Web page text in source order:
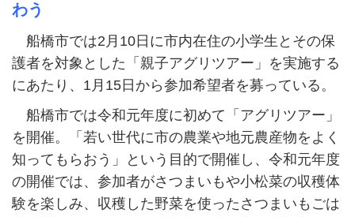
わう
船橋市では2月10日に市内在住の小学生とその保
護者を対象とした「親子アグリツアー」を実施する
にあたり、1月15日から参加希望者を募っている。
船橋市では令和元年度に初めて「アグリツアー」
を開催。「若い世代に市の農業や地元農産物をよく
知ってもらおう」という目的で開催し、令和元年度
の開催では、参加者がさつまいもや小松菜の収穫体
験を楽しみ、収穫した野菜を使ったさつまいもごは